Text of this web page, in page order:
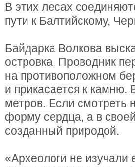
В этих лесах
пути к Балтийскому,
Байдарка Волкова
островка. Проводник
на противоположном
и прикасается к камню.
метров. Если смотреть
форму сердца, а в
созданный природой.
«Археологи не изучали